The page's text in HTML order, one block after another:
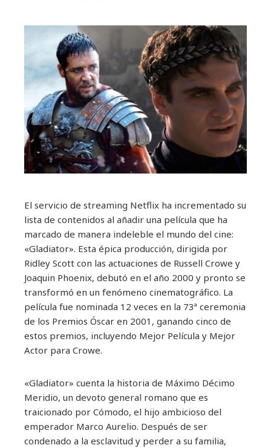
El servicio de streaming Netflix ha incrementado su
lista de contenidos al añadir una película que ha
marcado de manera indeleble el mundo del cine:
«Gladiator». Esta épica producción, dirigida por
Ridley Scott con las actuaciones de Russell Crowe y
Joaquin Phoenix, debutó en el año 2000 y pronto se
transformó en un fenómeno cinematográfico. La
película fue nominada 12 veces en la 73ª ceremonia
de los Premios Óscar en 2001, ganando cinco de
estos premios, incluyendo Mejor Película y Mejor
Actor para Crowe.
«Gladiator» cuenta la historia de Máximo Décimo
Meridio, un devoto general romano que es
traicionado por Cómodo, el hijo ambicioso del
emperador Marco Aurelio. Después de ser
condenado a la esclavitud y perder a su familia,